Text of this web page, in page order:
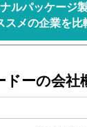
ルパッケージ
スメの企業を比
ドーの会社